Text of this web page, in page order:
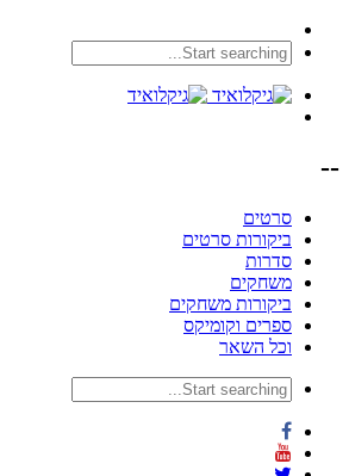
--
סרטים
ביקורות סרטים
סדרות
משחקים
ביקורות משחקים
ספרים וקומיקס
וכל השאר